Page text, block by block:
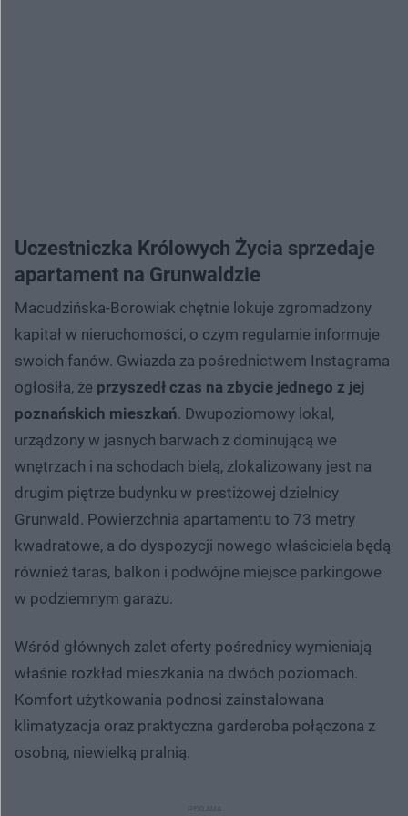
Uczestniczka Królowych Życia sprzedaje
apartament na Grunwaldzie
Macudzińska-Borowiak chętnie lokuje zgromadzony
kapitał w nieruchomości, o czym regularnie informuje
swoich fanów. Gwiazda za pośrednictwem Instagrama
ogłosiła, że przyszedł czas na zbycie jednego z jej
poznańskich mieszkań. Dwupoziomowy lokal,
urządzony w jasnych barwach z dominującą we
wnętrzach i na schodach bielą, zlokalizowany jest na
drugim piętrze budynku w prestiżowej dzielnicy
Grunwald. Powierzchnia apartamentu to 73 metry
kwadratowe, a do dyspozycji nowego właściciela będą
również taras, balkon i podwójne miejsce parkingowe
w podziemnym garażu.
Wśród głównych zalet oferty pośrednicy wymieniają
właśnie rozkład mieszkania na dwóch poziomach.
Komfort użytkowania podnosi zainstalowana
klimatyzacja oraz praktyczna garderoba połączona z
osobną, niewielką pralnią.